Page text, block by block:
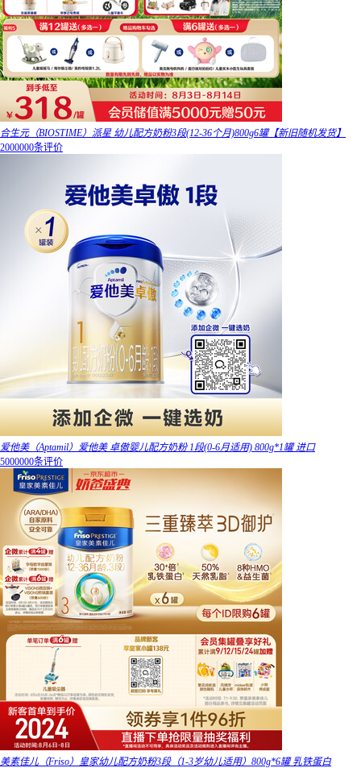
合生元（BIOSTIME）派星 幼儿配方奶粉3段(12-36个月)800g6罐【新旧随机发货】
2000000条评价
爱他美（Aptamil）爱他美 卓傲婴儿配方奶粉 1段(0-6月适用) 800g*1罐 进口
5000000条评价
美素佳儿（Friso）皇家幼儿配方奶粉3段（1-3岁幼儿适用）800g*6罐 乳铁蛋白